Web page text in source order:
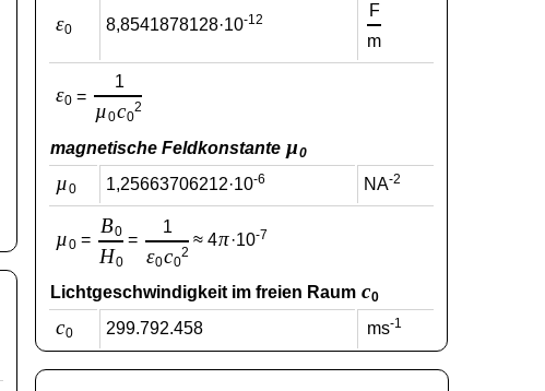
ε0 8,8541878128·10-12
F
m
ε0 =
1
µ0c0
2
magnetische Feldkonstante µ0
µ0 1,25663706212·10-6 NA-2
µ0 =
B0
H0
=
1
ε0c0
2
≈ 4π·10-7
Lichtgeschwindigkeit im freien Raum c0
c0 299.792.458 ms-1